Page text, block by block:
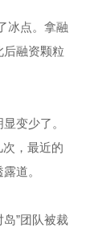
冰点。拿融
后融资颗粒
变少了。
，最近的
道。
”团队被裁